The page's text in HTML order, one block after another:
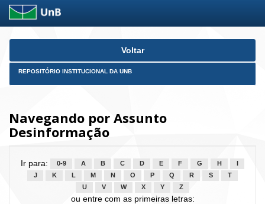
Skip
Voltar
REPOSITÓRIO INSTITUCIONAL DA UNB
Navegando por Assunto
Desinformação
Ir para: 0-9 A B C D E F G H
J
K L M N O P Q R S
T
U
V W X Y Z
ou entre com as primeiras letras: